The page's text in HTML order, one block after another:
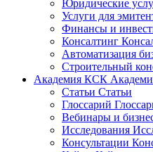
Юридические
Услуги для
Финансы и
Консалтинг
Автоматизация
Строительный
Академия КСК
Статьи Статьи
Глоссарий
Вебинары и
Исследования
Консультации